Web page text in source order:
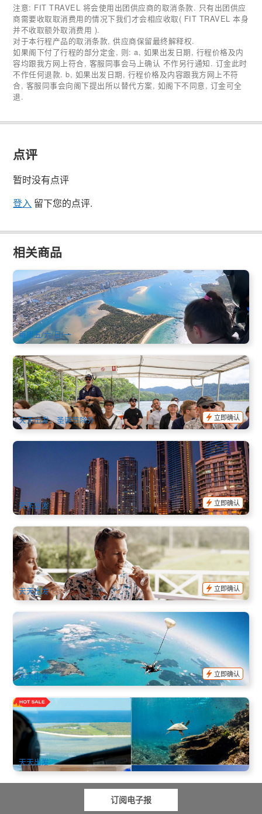
注意: FIT TRAVEL 将会使用出团供应商的取消条款. 只有出团供应
商需要收取取消费用的情况下我们才会相应收取( FIT TRAVEL 本身
并不收取额外取消费用 ).
对于本行程产品的取消条款, 供应商保留最终解释权.
如果阁下付了行程的部分定金, 则: a, 如果出发日期, 行程价格及内
容均跟我方网上符合, 客服同事会马上确认 不作另行通知. 订金此时
不作任何退款. b, 如果出发日期, 行程价格及内容跟我方网上不符
合, 客服同事会向阁下提出所以替代方案, 如阁下不同意, 订金可全
退.
点评
暂时没有点评
登入 留下您的点评.
相关商品
黄金海岸冲浪者天堂 10000 英尺直升机跳伞 (Skydive
Helicopters Surfers Paradise)
3 已预订
AUD $615.00
OOL01167
每周五/六/日/一
丹树雨林深度一日游(苦难角+莫斯曼峡谷+鳄鱼游船+土著生
火) 英文
1.5k 已预订
AUD $228.00 $239.00
CNS03170
天天出发，圣诞节除外
立即确认
美饌食光 | 黄金海岸空中花园 轻奢自助晚餐游船(Sea World
AUD 128.00 $134.00
OOL01121
天天出发
立即确认
黄金海岸天宝林山 美饌二道菜午餐+葡萄酒品尝之旅 (黄金海
岸 出发)
951 已预订
AUD $243.00 $259.00
OOL01137
天天出发
立即确认
艾尔利海滩 | 圣灵海岸 高空跳伞家 (Airlie Beach Tandem
Skydiver)
1.2k 已预订
AUD $307.00 $326.00
PPP07070
天天出发
立即确认
伊莉特夫人岛度假村2天1晚/3天2晚 小飞机大堡礁与世隔绝
(布里斯本/黄金海岸/荷维湾/邦德堡出发) Lady Elliot Island
Resort Eco Getaway
1.1k 已预订
AUD $824.00 $842.00
OOL01275
天天出发
订阅电子报